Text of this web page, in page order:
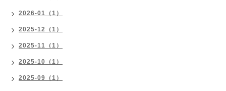
2026-01（1）
2025-12（1）
2025-11（1）
2025-10（1）
2025-09（1）